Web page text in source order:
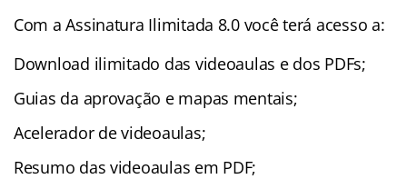
Com a Assinatura Ilimitada 8.0 você terá acesso a:
Download ilimitado das videoaulas e dos PDFs;
Guias da aprovação e mapas mentais;
Acelerador de videoaulas;
Resumo das videoaulas em PDF;